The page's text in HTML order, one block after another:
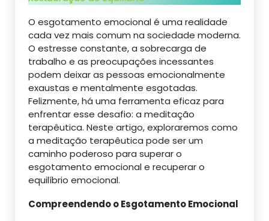
O esgotamento emocional é uma realidade
cada vez mais comum na sociedade moderna.
O estresse constante, a sobrecarga de
trabalho e as preocupações incessantes
podem deixar as pessoas emocionalmente
exaustas e mentalmente esgotadas.
Felizmente, há uma ferramenta eficaz para
enfrentar esse desafio: a meditação
terapêutica. Neste artigo, exploraremos como
a meditação terapêutica pode ser um
caminho poderoso para superar o
esgotamento emocional e recuperar o
equilíbrio emocional.
Compreendendo o Esgotamento Emocional